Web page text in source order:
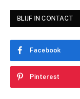
BLIJF IN CONTACT
Facebook
Pinterest